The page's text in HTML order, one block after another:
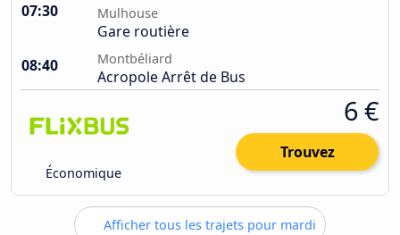
07:30 Mulhouse
Gare routière
08:40
Montbéliard
Acropole Arrêt de Bus
Économique
6 €
Trouvez
Afficher tous les trajets pour mardi